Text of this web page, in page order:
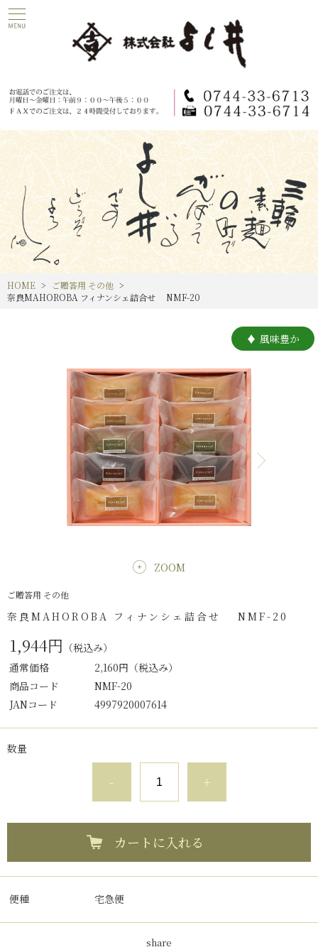
HOME
ご贈答用 その他
奈良MAHOROBA フィナンシェ詰合せ NMF-20
風味豊か
ZOOM
ご贈答用 その他
奈良MAHOROBA フィナンシェ詰合せ NMF-20
1,944円 （税込み）
通常価格
2,160円 （税込み）
商品コード
NMF-20
JANコード
4997920007614
数量
- +
カートに入れる
便種 宅急便
share